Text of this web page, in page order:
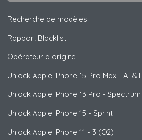
Recherche de modèles
Rapport Blacklist
Opérateur d origine
Unlock Apple iPhone 15 Pro Max - AT&T
Unlock Apple iPhone 13 Pro - Spectrum
Unlock Apple iPhone 15 - Sprint
Unlock Apple iPhone 11 - 3 (O2)